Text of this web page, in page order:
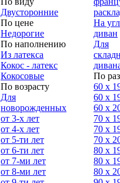
Двусторонние
По цене
Недорогие
По наполнению
Из латекса
Кокос - латекс
Кокосовые
По возрасту
Для
новорожденных
от 3-х лет
от 4-х лет
от 5-ти лет
от 6-ти лет
от 7-ми лет
от 8-ми лет
На
диван
Для
По
60 х
60 х
60 х
70 x
70 х
70 x
80 x
80 x
80 x